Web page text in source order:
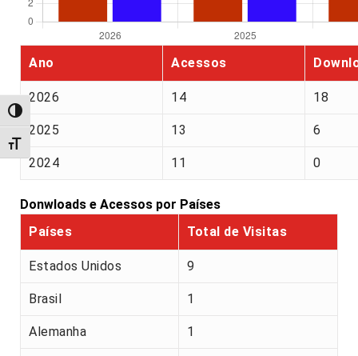
Alternar alto contraste
Alternar tamanho da fonte
Ano Acessos
2026 14 18
2025 13 6
2024 11 0
Donwloads e Acessos por Países
Países
Total de Visitas
Estados Unidos 9
Brasil 1
Alemanha 1